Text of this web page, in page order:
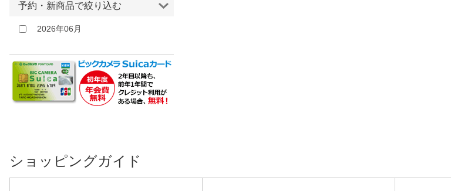
予約・新商品で絞り込む
2026年06月
ショッピングガイド